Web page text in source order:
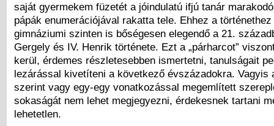
saját gyermekem füzetét a jóindulatú ifjú tanár
pápák enumerációjával rakatta tele. Ehhez a történethez
gimnáziumi szinten is bőségesen elegendő a 21.
Gergely és IV. Henrik története. Ezt a „párharcot”
kerül, érdemes részletesebben ismertetni, tanulságait
lezárással kivetíteni a következő évszázadokra. Vagyis
szerint vagy egy-egy vonatkozással megemlített
sokaságát nem lehet megjegyezni, érdekesnek tartani
lehetetlen.